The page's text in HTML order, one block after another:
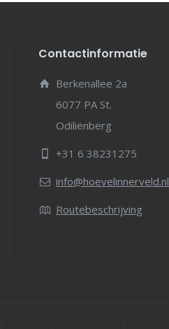
Contactinformatie
Berkenallee 2a
6077 PA St.
Odiliënberg
+31 6 38231275
info@hoevelinnerveld.nl
Routebeschrijving